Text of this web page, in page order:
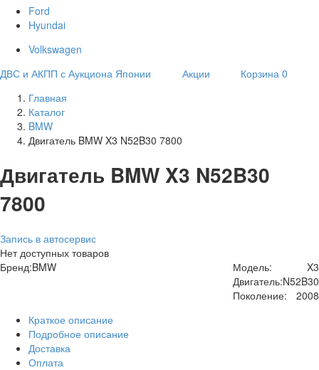
Ford
Hyundai
Volkswagen
ДВС и АКПП с Аукциона Японии
Акции Корзина0
Главная
Каталог
BMW
Двигатель BMW X3 N52B30 7800
Двигатель BMW X3 N52B30
7800
Запись в автосервис
Нет доступных товаров
Бренд:BMW Модель:
X3
Двигатель:N52B30
Поколение:
2008
Краткое описание
Подробное описание
Доставка
Оплата